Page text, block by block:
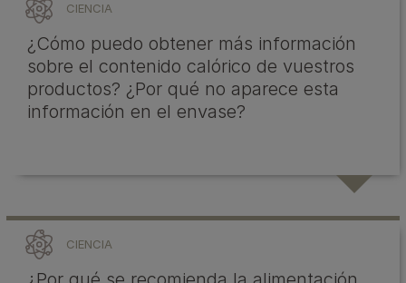
CIENCIA
¿Cómo puedo obtener más información
sobre el contenido calórico de vuestros
productos? ¿Por qué no aparece esta
información en el envase?
CIENCIA